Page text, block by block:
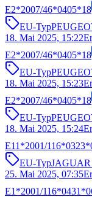
E2*2007/46*0405*18
EU-Typ
18. Mai 2025, 15:22
E2*2007/46*0405*18
EU-Typ
18. Mai 2025, 15:23
E2*2007/46*0405*18
EU-Typ
18. Mai 2025, 15:24
E11*2001/
EU-TypJAGUAR
25. Mai 2025, 07:35
E1*2001/